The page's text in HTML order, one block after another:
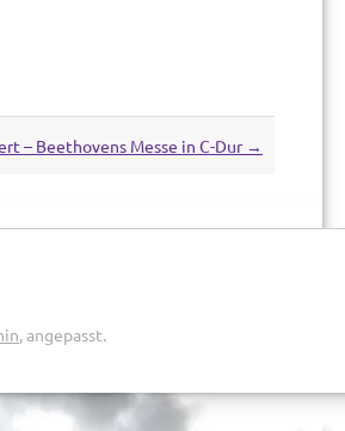
– Beethovens Messe in C-Dur →
, angepasst.